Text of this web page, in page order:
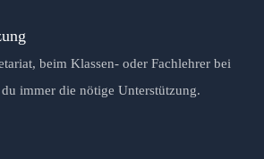
beim Klassen- oder Fachlehrer bei
immer die nötige Unterstützung.